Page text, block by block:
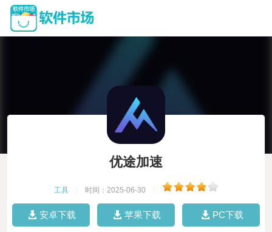
优途加速
工具 时间：2025-06-30
安卓下载 苹果下载 PC下载